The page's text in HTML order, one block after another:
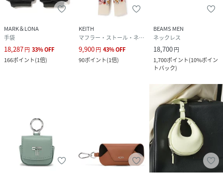
素材
表地：ポリエステル74%,綿26% パイル部分：ポ
リエステル 別布(パイピング)：ポリウレタン
サイズ FREE
品番
MQ2251_MLF
MLF-3D-FO06-012-002 MQ2251)
MARK＆LONA
手袋
18,287円 33%OFF
166ポイント(1倍)
KEITH
マフラー・ストール・ネックウォーマー
9,900円 43%OFF
90ポイント(1倍)
BEAMS MEN
ネックレス
18,700円
1,700ポイント(10%ポイン
トバック)